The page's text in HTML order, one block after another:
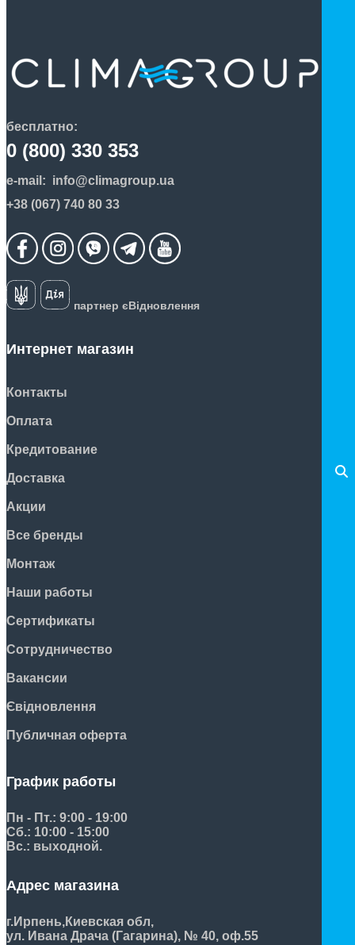
бесплатно:
0 (800) 330 353
e-mail: info@climagroup.ua
+38 (067) 740 80 33
партнер єВідновлення
Интернет магазин
Контакты
Оплата
Кредитование
Доставка
Акции
Все бренды
Монтаж
Наши работы
Сертификаты
Сотрудничество
Вакансии
Євідновлення
Публичная оферта
График работы
Пн - Пт.: 9:00 - 19:00
Сб.: 10:00 - 15:00
Вс.: выходной.
Адрес магазина
г.Ирпень,Киевская обл,
ул. Ивана Драча (Гагарина), № 40, оф.55